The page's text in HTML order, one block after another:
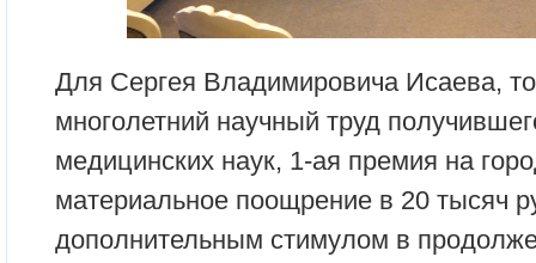
Для Сергея Владимировича Исаева,
многолетний научный труд
медицинских наук, 1-ая премия на
материальное поощрение в 20 тысяч
дополнительным стимулом в